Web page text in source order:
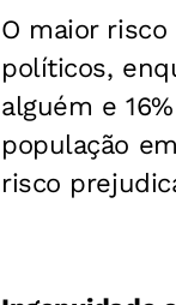
O maior
políticos,
alguém e
população
risco